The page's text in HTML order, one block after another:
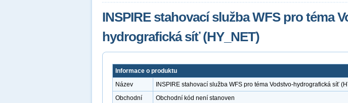
INSPIRE stahovací služba WFS pro téma
hydrografická síť (HY_NET)
Informace o produktu
Název
INSPIRE stahovací služba WFS pro téma Vodstvo-hydrografická síť
Obchodní
Obchodní kód není stanoven